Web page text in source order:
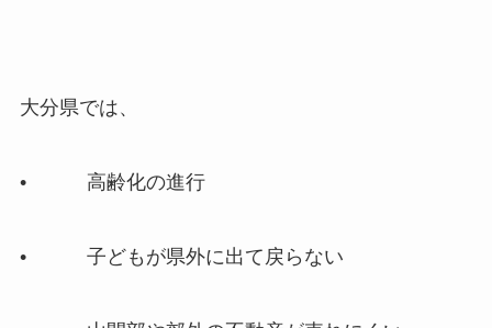
大分県では、
• 高齢化の進行
• 子どもが県外に出て戻らない